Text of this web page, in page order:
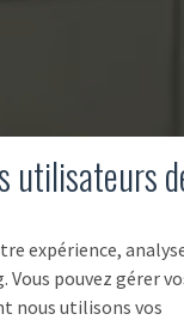
utilisateurs
expérience,
pouvez gérer
nous utilisons vos